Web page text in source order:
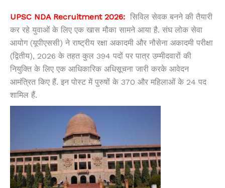
UPSC NDA Recruitment 2026: सिविल सेवक बनने की तैयारी
कर रहे युवाओं के लिए एक खास मौका सामने आया है. संघ लोक सेवा
आयोग (यूपीएससी) ने राष्ट्रीय रक्षा अकादमी और नौसेना अकादमी परीक्षा
(द्वितीय), 2026 के तहत कुल 394 पदों पर पात्र उम्मीदवारों की
नियुक्ति के लिए एक आधिकारिक अधिसूचना जारी करके आवेदन
आमंत्रित किए हैं. इन पोस्ट में पुरुषों के 370 और महिलाओं के 24 पद
शामिल हैं.